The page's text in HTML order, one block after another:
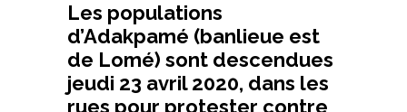
Les populations
d’Adakpamé (banlieue est
de Lomé) sont descendues
jeudi 23 avril 2020, dans les
rues pour protester contre